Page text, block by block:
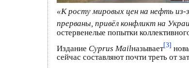
«К росту мировых цен на нефть из-
прерваны, привёл конфликт на
остервенелые попытки
Издание Cyprus Mailназывает[3]
сейчас составляют почти треть от